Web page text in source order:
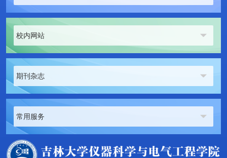
校内网站
期刊杂志
常用服务